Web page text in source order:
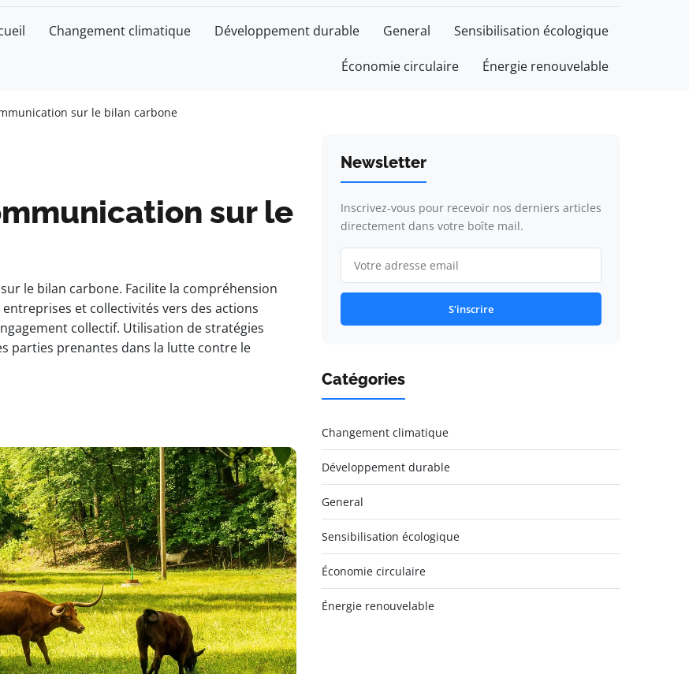
Changement climatique Développement durable General Sensibilisation écologique
Économie circulaire Énergie renouvelable
sur le bilan carbone
sur le
le bilan carbone. Facilite la compréhension
et collectivités vers des actions
collectif. Utilisation de stratégies
parties prenantes dans la lutte contre le
Newsletter
Inscrivez-vous pour recevoir nos derniers articles
directement dans votre boîte mail.
S'inscrire
Catégories
Changement climatique
Développement durable
General
Sensibilisation écologique
Économie circulaire
Énergie renouvelable